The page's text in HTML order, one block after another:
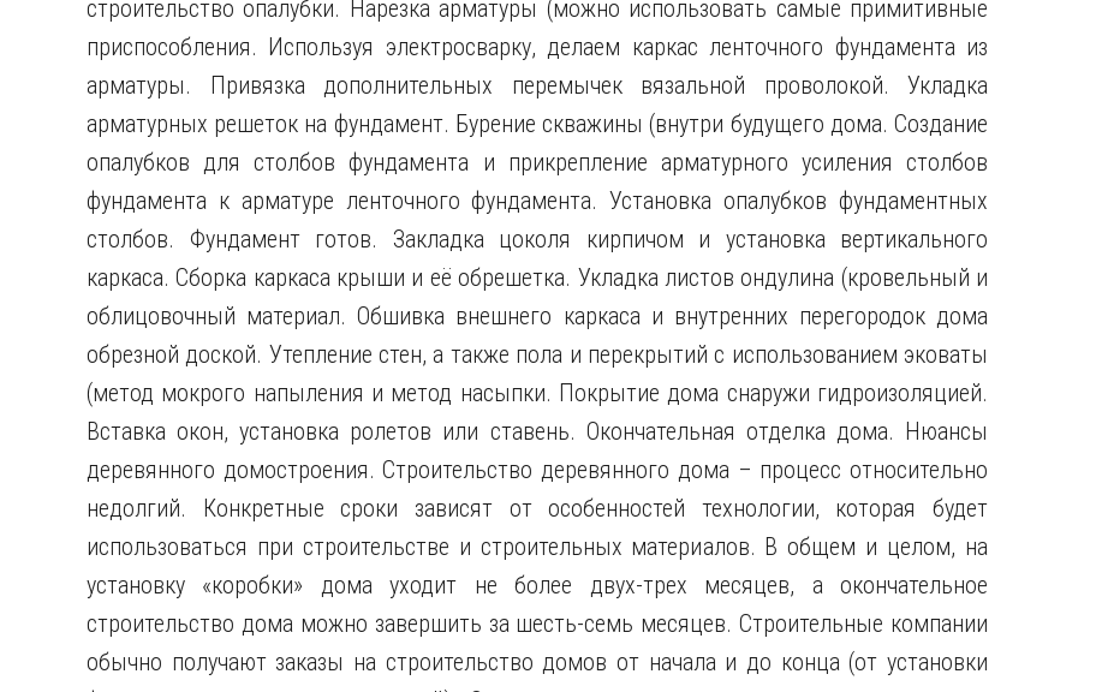
строительство опалубки. Нарезка арматуры (можно использовать самые примитивные
приспособления. Используя электросварку, делаем каркас ленточного фундамента из
арматуры. Привязка дополнительных перемычек вязальной проволокой. Укладка
арматурных решеток на фундамент. Бурение скважины (внутри будущего дома. Создание
опалубков для столбов фундамента и прикрепление арматурного усиления столбов
фундамента к арматуре ленточного фундамента. Установка опалубков фундаментных
столбов. Фундамент готов. Закладка цоколя кирпичом и установка вертикального
каркаса. Сборка каркаса крыши и её обрешетка. Укладка листов ондулина (кровельный и
облицовочный материал. Обшивка внешнего каркаса и внутренних перегородок дома
обрезной доской. Утепление стен, а также пола и перекрытий с использованием эковаты
(метод мокрого напыления и метод насыпки. Покрытие дома снаружи гидроизоляцией.
Вставка окон, установка ролетов или ставень. Окончательная отделка дома. Нюансы
деревянного домостроения. Строительство деревянного дома – процесс относительно
недолгий. Конкретные сроки зависят от особенностей технологии, которая будет
использоваться при строительстве и строительных материалов. В общем и целом, на
установку «коробки» дома уходит не более двух-трех месяцев, а окончательное
строительство дома можно завершить за шесть-семь месяцев. Строительные компании
обычно получают заказы на строительство домов от начала и до конца (от установки